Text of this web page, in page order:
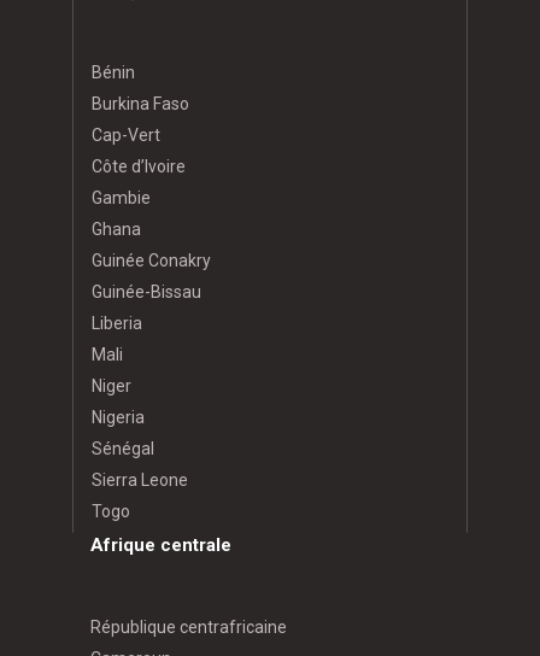
Bénin
Burkina Faso
Cap-Vert
Côte d’Ivoire
Gambie
Ghana
Guinée Conakry
Guinée-Bissau
Liberia
Mali
Niger
Nigeria
Sénégal
Sierra Leone
Togo
Afrique centrale
République centrafricaine